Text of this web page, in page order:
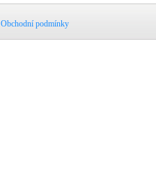
Obchodní podmínky